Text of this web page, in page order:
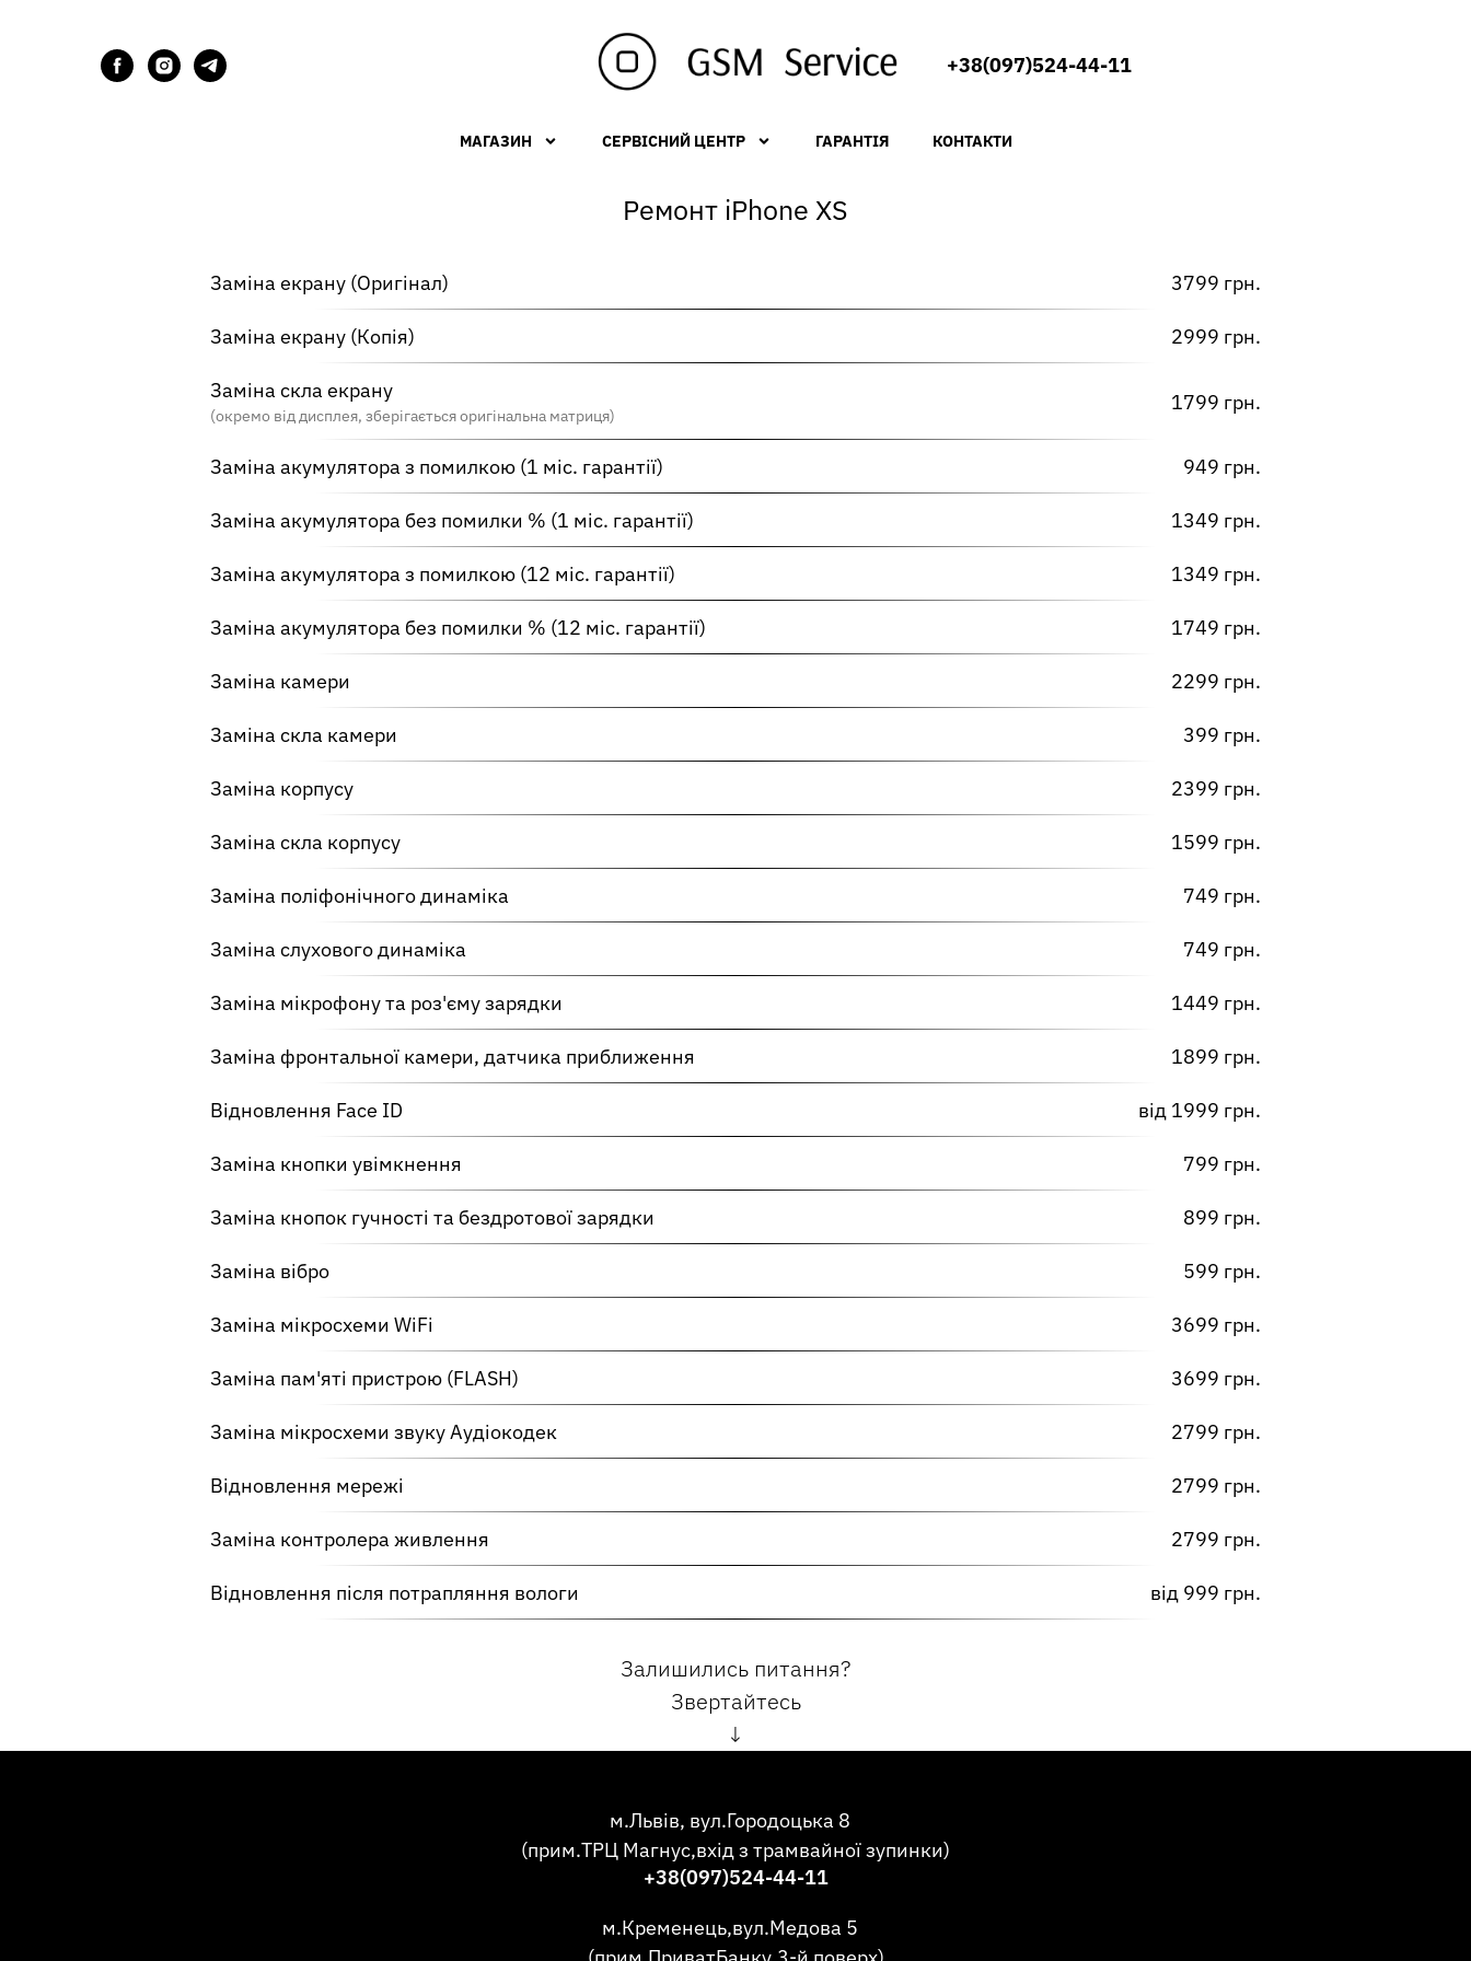
+38(097)524-44-11
МАГАЗИН СЕРВІСНИЙ ЦЕНТР ГАРАНТІЯ КОНТАКТИ
Ремонт iPhone XS
Заміна екрану (Оригінал) 3799 грн.
Заміна екрану (Копія) 2999 грн.
Заміна скла екрану
(окремо від дисплея, зберігається оригінальна матриця)
1799 грн.
Заміна акумулятора з помилкою (1 міс. гарантії) 949 грн.
Заміна акумулятора без помилки % (1 міс. гарантії) 1349 грн.
Заміна акумулятора з помилкою (12 міс. гарантії) 1349 грн.
Заміна акумулятора без помилки % (12 міс. гарантії) 1749 грн.
Заміна камери 2299 грн.
Заміна скла камери 399 грн.
Заміна корпусу 2399 грн.
Заміна скла корпусу 1599 грн.
Заміна поліфонічного динаміка 749 грн.
Заміна слухового динаміка 749 грн.
Заміна мікрофону та роз'єму зарядки 1449 грн.
Заміна фронтальної камери, датчика приближення 1899 грн.
Відновлення Face ID від​ 1999 грн.
Заміна кнопки увімкнення 799 грн.
Заміна кнопок гучності та бездротової зарядки 899 грн.
Заміна вібро 599 грн.
Заміна мікросхеми WiFi 3699 грн.
Заміна пам'яті пристрою (FLASH) 3699 грн.
Заміна мікросхеми звуку Аудіокодек 2799 грн.
Відновлення мережі 2799 грн.
Заміна контролера живлення 2799 грн.
Відновлення після потрапляння вологи від 999 грн.
Залишились питання?
Звертайтесь
↓
м.Львів, вул.Городоцька 8
(прим.ТРЦ Магнус,вхід з трамвайної зупинки)
+38(097)524-44-11
м.Кременець,вул.Медова 5